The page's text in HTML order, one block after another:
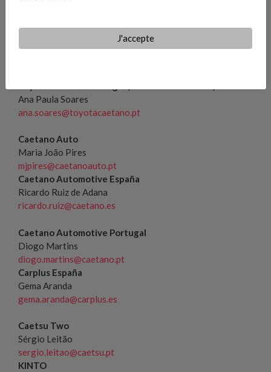
Toyota Caetano Portugal Ovar
Ana Paula Soares
ana.soares@toyotacaetano.pt
Caetano Auto
Maria João Pires
mjpires@caetanoauto.pt
Caetano Automotive España
Ricardo Ruiz de Adana
ricardo.ruiz@caetano.es
Caetano Automotive Portugal
Diogo Martins
diogo.martins@caetano.pt
Carplus España
Gema Aranda
gema.aranda@carplus.es
Caetsu Two
Sérgio Leitão
sergio.leitao@caetsu.pt
KINTO
J'accepte